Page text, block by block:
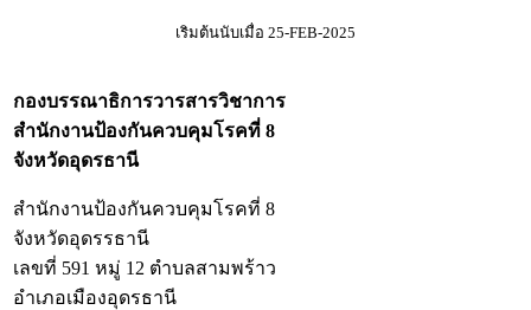
เริมต้นนับเมื่อ 25-FEB-2025
กองบรรณาธิการวารสารวิชาการ
สำนักงานป้องกันควบคุมโรคที่ 8
จังหวัดอุดรธานี
สำนักงานป้องกันควบคุมโรคที่ 8
จังหวัดอุดรรธานี
เลขที่ 591 หมู่ 12 ตำบลสามพร้าว
อำเภอเมืองอุดรธานี